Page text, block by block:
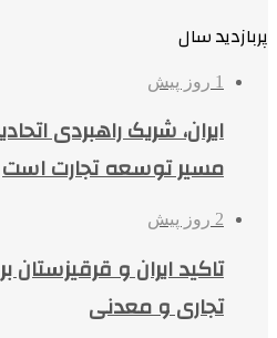
پربازدید سال
1 روز پیش
ایران، شریک راهبردی
مسیر توسعه تجارت است
2 روز پیش
تاکید ایران و
تجاری و معدنی